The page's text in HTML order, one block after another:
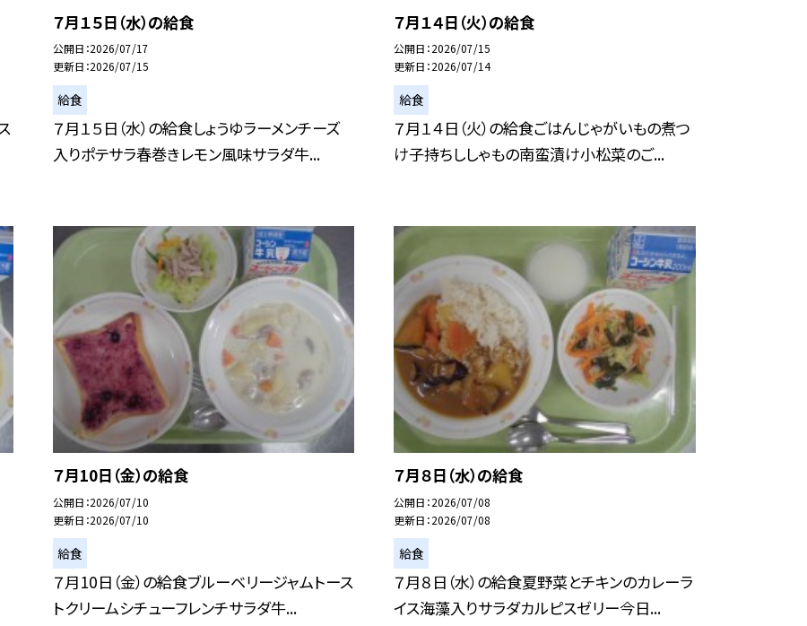
７月１５日（水）の給食
公開日 2026/07/17
更新日 2026/07/15
給食
７月１５日（水）の給食しょうゆラーメンチーズ
入りポテサラ春巻きレモン風味サラダ牛...
７月１４日（火）の給食
公開日 2026/07/15
更新日 2026/07/14
給食
７月１４日（火）の給食ごはんじゃがいもの煮つ
け子持ちししゃもの南蛮漬け小松菜のご...
７月10日（金）の給食
公開日 2026/07/10
更新日 2026/07/10
給食
７月10日（金）の給食ブルーベリージャムトース
トクリームシチューフレンチサラダ牛...
７月８日（水）の給食
公開日 2026/07/08
更新日 2026/07/08
給食
７月８日（水）の給食夏野菜とチキンのカレーラ
イス海藻入りサラダカルピスゼリー今日...